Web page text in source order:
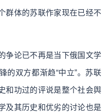
群体的苏联作家现在已经不
争论已不再是当下俄国文学
的双方都渐趋“中立”。苏联
和功过的评说是整个社会舆
及其历史和优劣的讨论也是